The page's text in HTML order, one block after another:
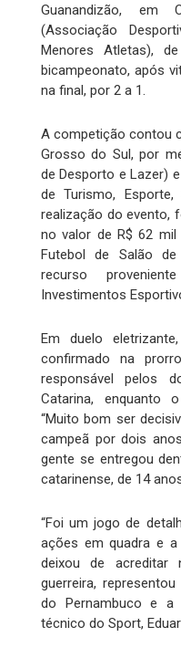
Guanandizão, em
(Associação
Menores Atletas),
bicampeonato, após
na final, por 2 a 1.
A competição contou
Grosso do Sul, por
de Desporto e Lazer)
de Turismo,
realização do evento,
no valor de R$ 62 mil
Futebol de Salão
recurso
Investimentos
Em duelo
confirmado na
responsável pelos
Catarina, enquanto
“Muito bom ser
campeã por dois
gente se entregou
catarinense, de 14
“Foi um jogo de
ações em quadra e
deixou de acreditar
guerreira,
do Pernambuco e a
técnico do Sport,